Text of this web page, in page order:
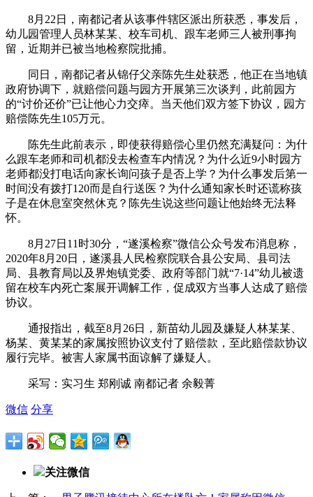
8月22日，南都记者从该事件辖区派出所获悉，事发后，
幼儿园管理人员林某某、校车司机、跟车老师三人被刑事拘
留，近期并已被当地检察院批捕。
同日，南都记者从锦仔父亲陈先生处获悉，他正在当地镇
政府协调下，就赔偿问题与园方开展第三次谈判，此前园方
的“讨价还价”已让他心力交瘁。当天他们双方签下协议，园方
赔偿陈先生105万元。
陈先生此前表示，即使获得赔偿心里仍然充满疑问：为什
么跟车老师和司机都没去检查车内情况？为什么近9小时园方
老师都没打电话向家长询问孩子是否上学？为什么事发后第一
时间没有拨打120而是自行送医？为什么通知家长时还谎称孩
子是在休息室突然休克？陈先生说这些问题让他始终无法释
怀。
8月27日11时30分，“遂溪检察”微信公众号发布消息称，
2020年8月20日，遂溪县人民检察院联合县公安局、县司法
局、县教育局以及界炮镇党委、政府等部门就“7·14”幼儿被遗
留在校车内死亡案展开调解工作，促成双方当事人达成了赔偿
协议。
通报指出，截至8月26日，新苗幼儿园及嫌疑人林某某、
杨某、黄某某的家属按照协议支付了赔偿款，至此赔偿款协议
履行完毕。被害人家属书面谅解了嫌疑人。
采写：实习生 郑刚诚 南都记者 余毅菁
微信 分享
关注微信